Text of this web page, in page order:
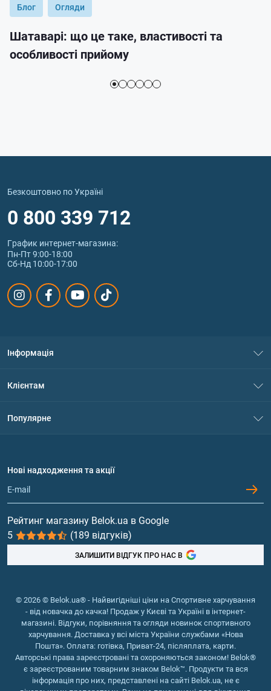
Блог Огляди
Шатаварі: що це таке, властивості та
особливості прийому
Безкоштовно по Україні
0 800 339 712
График интернет‑магазина:
Пн-Пт 9:00-18:00
Сб-Нд 10:00-17:00
Інформація
Політика конфіденційності
Обмін та повернення
Клієнтам
Популярне
Протеїн
Гейнери
Вітаміни та мінерали
Риб'ячий жир, жирні кислоти
Нові надходження та акції
Рейтинг магазину Belok.ua в Google
5
(189 відгуків)
ЗАЛИШИТИ ВІДГУК ПРО НАС В
© 2026 © Belok.ua® - Найвигідніші ціни на Спортивне харчування
- від новачка до качка! Продаж у Києві та Україні в інтернет-
магазині. Відгуки, порівняння та огляди новинок спортивного
харчування. Доставка у всі міста України службами «Нова
Пошта». Оплата: готівка, Приват-24, післяплата, карти.
Авторські права зареєстровані та охороняються законом! Belok®
є зареєстрованим товарним знаком Belok™. Продукти та вся
інформація про них, представлені на сайті Belok.ua, не є